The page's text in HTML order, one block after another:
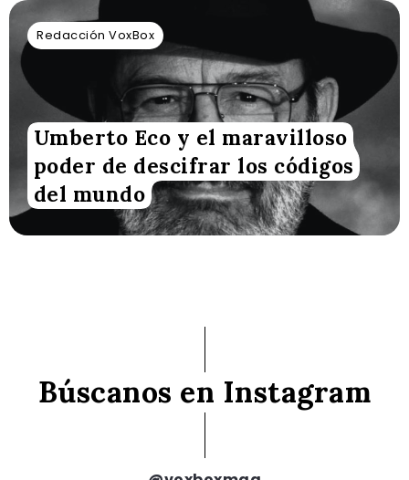
Redacción VoxBox
Umberto Eco y el maravilloso
poder de descifrar los códigos
del mundo
Búscanos en Instagram